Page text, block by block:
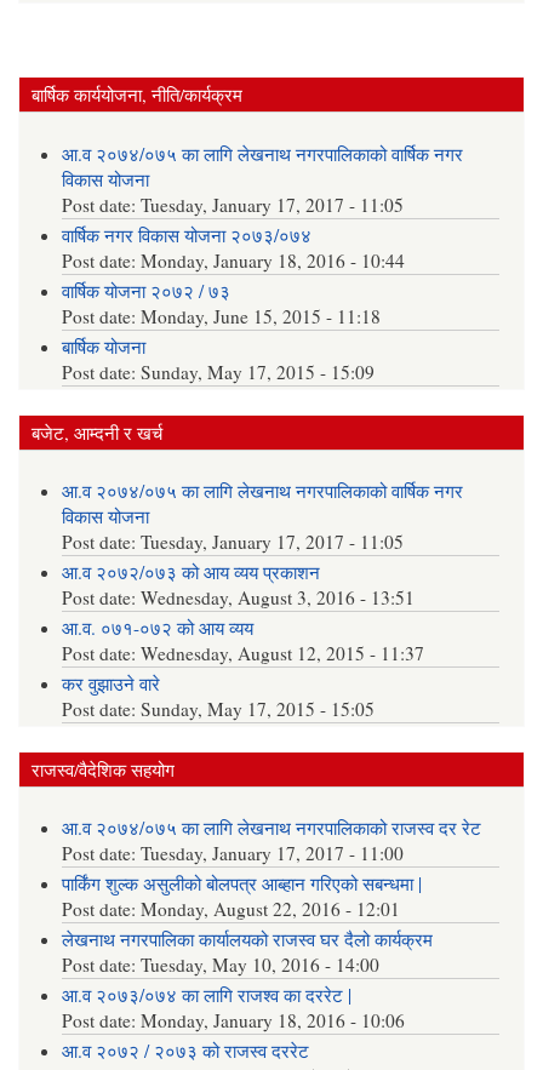
बार्षिक कार्ययोजना, नीति/कार्यक्रम
आ.व २०७४/०७५ का लागि लेखनाथ नगरपालिकाको वार्षिक नगर
विकास योजना
Post date:Tuesday, January 17, 2017 - 11:05
वार्षिक नगर विकास योजना २०७३/०७४
Post date:Monday, January 18, 2016 - 10:44
वार्षिक योजना २०७२ / ७३
Post date:Monday, June 15, 2015 - 11:18
बार्षिक योजना
Post date:Sunday, May 17, 2015 - 15:09
बजेट, आम्दनी र खर्च
आ.व २०७४/०७५ का लागि लेखनाथ नगरपालिकाको वार्षिक नगर
विकास योजना
Post date:Tuesday, January 17, 2017 - 11:05
आ.व २०७२/०७३ को आय व्यय प्रकाशन
Post date:Wednesday, August 3, 2016 - 13:51
आ.व. ०७१-०७२ को आय व्यय
Post date:Wednesday, August 12, 2015 - 11:37
कर वुझाउने वारे
Post date:Sunday, May 17, 2015 - 15:05
राजस्व/वैदेशिक सहयोग
आ.व २०७४/०७५ का लागि लेखनाथ नगरपालिकाको राजस्व दर रेट
Post date:Tuesday, January 17, 2017 - 11:00
पार्किंग शुल्क असुलीको बोलपत्र आब्हान गरिएको सबन्धमा |
Post date:Monday, August 22, 2016 - 12:01
लेखनाथ नगरपालिका कार्यालयको राजस्व घर दैलो कार्यक्रम
Post date:Tuesday, May 10, 2016 - 14:00
आ.व २०७३/०७४ का लागि राजश्व का दररेट |
Post date:Monday, January 18, 2016 - 10:06
आ.व २०७२ / २०७३ को राजस्व दररेट